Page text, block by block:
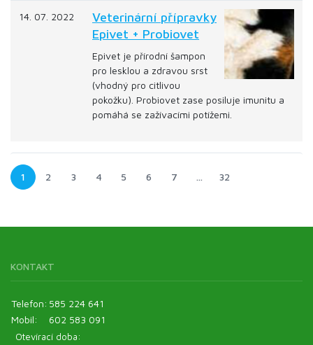
14. 07. 2022
Veterinární přípravky
Epivet + Probiovet
Epivet je přírodní šampon
pro lesklou a zdravou srst
(vhodný pro citlivou
pokožku). Probiovet zase posiluje imunitu a
pomáhá se zažívacími potížemi.
1 2 3 4 5 6 7 … 32
KONTAKT
Telefon: 585 224 641
Mobil:
602 583 091
Otevírací doba: